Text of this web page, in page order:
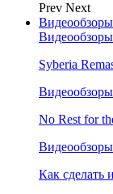
Prev Next
Видеообзоры
Видеообзоры
Syberia
Видеообзоры
No Rest for
Видеообзоры
Как сделать